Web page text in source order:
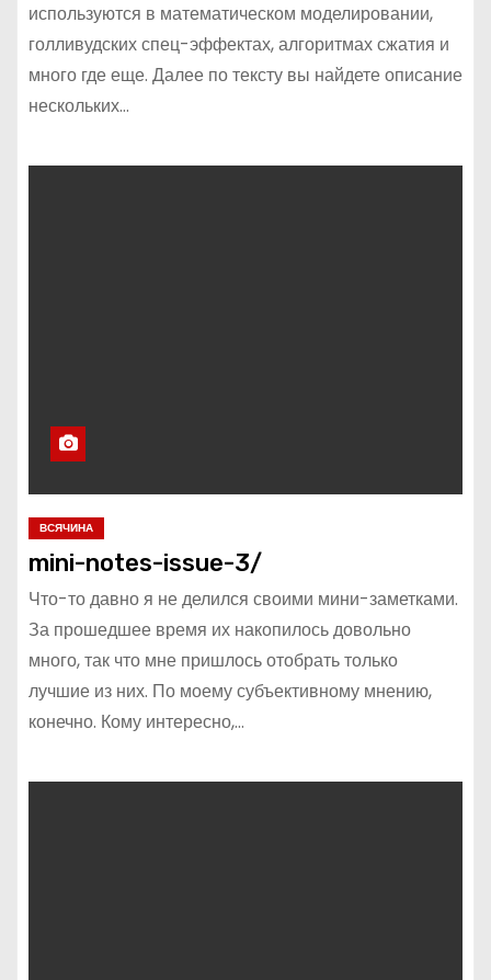
используются в математическом моделировании,
голливудских спец-эффектах, алгоритмах сжатия и
много где еще. Далее по тексту вы найдете описание
нескольких…
ВСЯЧИНА
mini-notes-issue-3/
Что-то давно я не делился своими мини-заметками.
За прошедшее время их накопилось довольно
много, так что мне пришлось отобрать только
лучшие из них. По моему субъективному мнению,
конечно. Кому интересно,…